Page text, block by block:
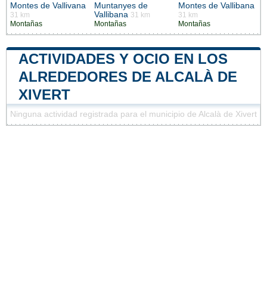
Montes de Vallivana
31 km
Montañas
Muntanyes de
Vallibana 31 km
Montañas
Montes de Vallibana
31 km
Montañas
ACTIVIDADES Y OCIO EN LOS
ALREDEDORES DE ALCALÀ DE
XIVERT
Ninguna actividad registrada para el municipio de Alcalà de Xivert